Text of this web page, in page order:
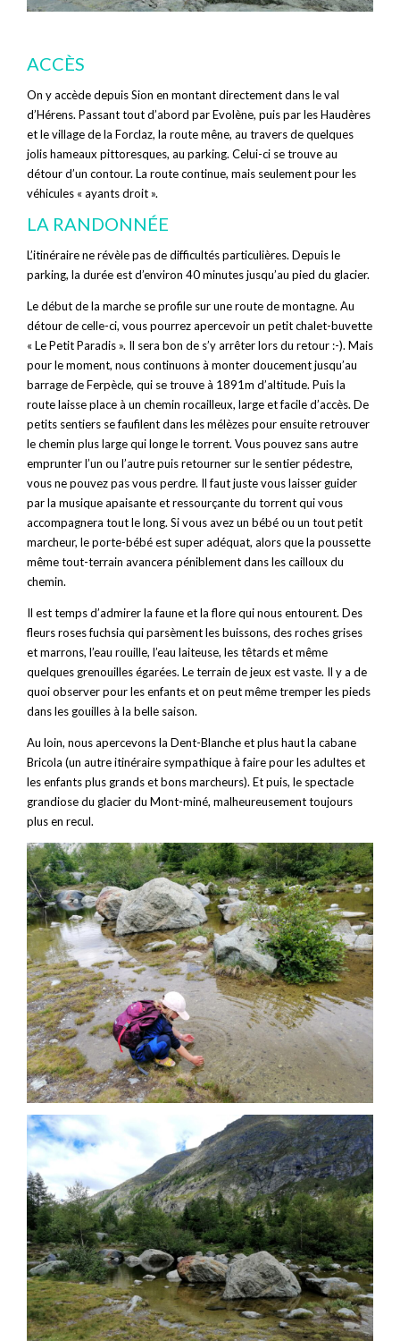
ACCÈS
On y accède depuis Sion en montant directement dans le val
d’Hérens. Passant tout d’abord par Evolène, puis par les Haudères
et le village de la Forclaz, la route mêne, au travers de quelques
jolis hameaux pittoresques, au parking. Celui-ci se trouve au
détour d’un contour. La route continue, mais seulement pour les
véhicules « ayants droit ».
LA RANDONNÉE
L’itinéraire ne révèle pas de difficultés particulières. Depuis le
parking, la durée est d’environ 40 minutes jusqu’au pied du glacier.
Le début de la marche se profile sur une route de montagne. Au
détour de celle-ci, vous pourrez apercevoir un petit chalet-buvette
« Le Petit Paradis ». Il sera bon de s’y arrêter lors du retour :-). Mais
pour le moment, nous continuons à monter doucement jusqu’au
barrage de Ferpècle, qui se trouve à 1891m d’altitude. Puis la
route laisse place à un chemin rocailleux, large et facile d’accès. De
petits sentiers se faufilent dans les mélèzes pour ensuite retrouver
le chemin plus large qui longe le torrent. Vous pouvez sans autre
emprunter l’un ou l’autre puis retourner sur le sentier pédestre,
vous ne pouvez pas vous perdre. Il faut juste vous laisser guider
par la musique apaisante et ressourçante du torrent qui vous
accompagnera tout le long. Si vous avez un bébé ou un tout petit
marcheur, le porte-bébé est super adéquat, alors que la poussette
même tout-terrain avancera péniblement dans les cailloux du
chemin.
Il est temps d’admirer la faune et la flore qui nous entourent. Des
fleurs roses fuchsia qui parsèment les buissons, des roches grises
et marrons, l’eau rouille, l’eau laiteuse, les têtards et même
quelques grenouilles égarées. Le terrain de jeux est vaste. Il y a de
quoi observer pour les enfants et on peut même tremper les pieds
dans les gouilles à la belle saison.
Au loin, nous apercevons la Dent-Blanche et plus haut la cabane
Bricola (un autre itinéraire sympathique à faire pour les adultes et
les enfants plus grands et bons marcheurs). Et puis, le spectacle
grandiose du glacier du Mont-miné, malheureusement toujours
plus en recul.